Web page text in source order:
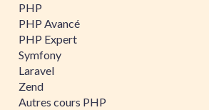
PHP
PHP Avancé
PHP Expert
Symfony
Laravel
Zend
Autres cours PHP